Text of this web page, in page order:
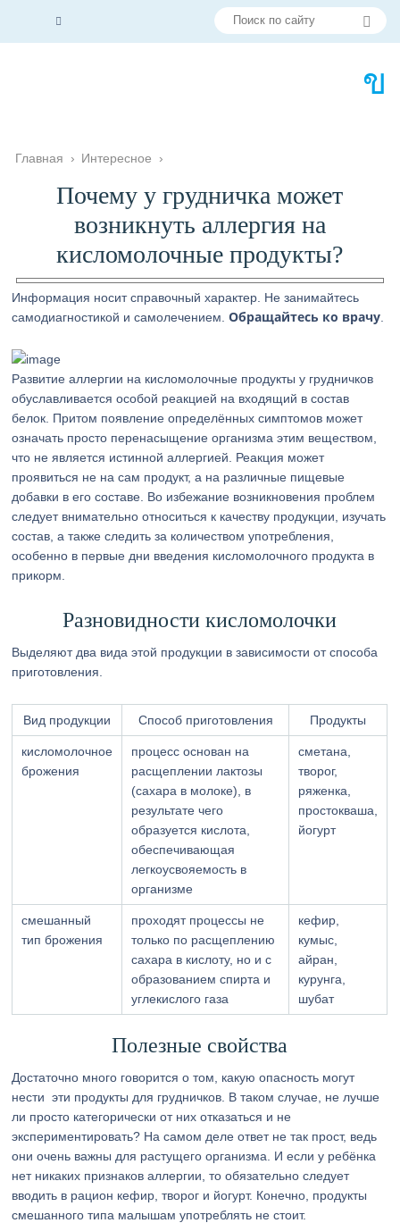
Главная › Интересное ›
Почему у грудничка может
возникнуть аллергия на
кисломолочные продукты?
Информация носит справочный характер. Не занимайтесь
самодиагностикой и самолечением.Обращайтесь ко врачу
Развитие аллергии на кисломолочные продукты у грудничков
обуславливается особой реакцией на входящий в состав
белок. Притом появление определённых симптомов может
означать просто перенасыщение организма этим веществом,
что не является истинной аллергией. Реакция может
проявиться не на сам продукт, а на различные пищевые
добавки в его составе. Во избежание возникновения проблем
следует внимательно относиться к качеству продукции, изучать
состав, а также следить за количеством употребления,
особенно в первые дни введения кисломолочного продукта в
прикорм.
Разновидности кисломолочки
Выделяют два вида этой продукции в зависимости от способа
приготовления.
Вид продукции Способ приготовления Продукты
кисломолочное
брожения
процесс основан на
расщеплении лактозы
(сахара в молоке), в
результате чего
образуется кислота,
обеспечивающая
легкоусвояемость в
организме
сметана,
творог,
ряженка,
простокваша,
йогурт
смешанный
тип брожения
проходят процессы не
только по расщеплению
сахара в кислоту, но и с
образованием спирта и
углекислого газа
кефир,
кумыс,
айран,
курунга,
шубат
Полезные свойства
Достаточно много говорится о том, какую опасность могут
нести эти продукты для грудничков. В таком случае, не лучше
ли просто категорически от них отказаться и не
экспериментировать? На самом деле ответ не так прост, ведь
они очень важны для растущего организма. И если у ребёнка
нет никаких признаков аллергии, то обязательно следует
вводить в рацион кефир, творог и йогурт. Конечно, продукты
смешанного типа малышам употреблять не стоит.